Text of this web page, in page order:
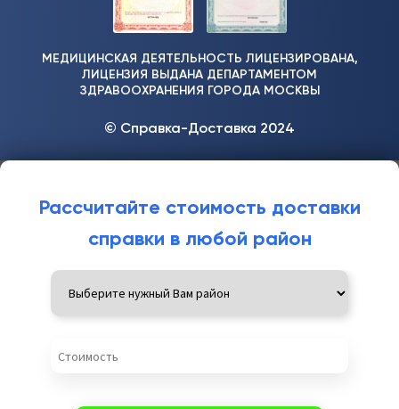
МЕДИЦИНСКАЯ ДЕЯТЕЛЬНОСТЬ ЛИЦЕНЗИРОВАНА,
ЛИЦЕНЗИЯ ВЫДАНА ДЕПАРТАМЕНТОМ
ЗДРАВООХРАНЕНИЯ ГОРОДА МОСКВЫ
© Справка-Доставка 2024
Рассчитайте стоимость доставки
справки в любой район